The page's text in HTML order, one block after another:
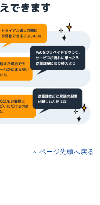
できます
ページ先頭へ戻る